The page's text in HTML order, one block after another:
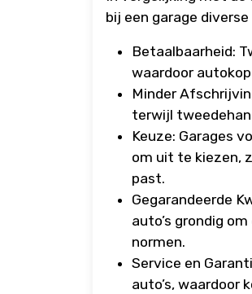
bij een garage
Betaalbaarheid:
waardoor
Minder
terwijl
Keuze: Garages
om uit te kiezen,
past.
Gegarandeerde
auto’s grondig
normen.
Service en
auto’s, waardoor